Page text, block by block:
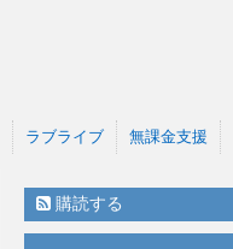
ラブライブ 無課金支援
購読する